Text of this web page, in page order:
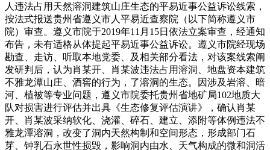
人违法占用天然溶洞建筑山庄生态的平易近事公益诉讼线索，
按法式报送贵州省遵义市人平易近查察院（以下简称遵义市
院）审查。遵义市院于2019年11月15日依法立案审查，经通知
布告，未有适格从体提起平易近事公益诉讼。遵义市院经现场
勘查、走访、听取本地党委、及相关部分看法，对该案线索阐
发研判后，认为肖某开、肖某波违法占用溶洞、地盘资本建筑
不雅龙潭山庄、酒窖的行为，了溶洞的生态。因涉及岩溶、暗
河、植被等专业问题，遵义市院委托贵州省地矿局102地质大
队对损害进行评估并出具《生态修复评估演讲》，确认肖某
开、肖某波采纳软化、浇灌、碎石、建立、添附等体例违法不
雅龙潭溶洞，改变了洞内天然构制和空间形态，形成部门石
芽、钟乳石永世性损毁，影响洞内由水、天气构成的微和洞活